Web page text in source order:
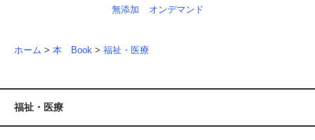
無添加
オンデマンド
ホーム > 本 Book > 福祉・医療
福祉・医療